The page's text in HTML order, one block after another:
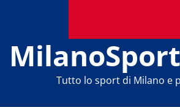
Tutto lo sport di Milano e